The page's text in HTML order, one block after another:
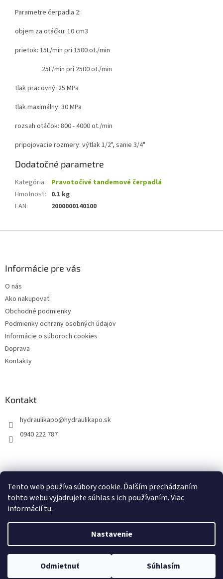
Tento web používa súbory cookie. Ďalším prechádzaním
tohto webu vyjadrujete súhlas s ich používaním. Viac
informáciítu.
Nastavenie
Odmietnuť Súhlasím
Parametre čerpadla 2:
objem za otáčku: 10 cm3
prietok: 15L/min pri 1500 ot./min
25L/min pri 2500 ot./min
tlak pracovný: 25 MPa
tlak maximálny: 30 MPa
rozsah otáčok: 800 - 4000 ot./min
pripojovacie rozmery: výtlak 1/2", sanie 3/4"
Dodatočné parametre
Kategória:
Pravotočivé tandemové čerpadlá
Hmotnosť: 0.1 kg
EAN: 2000000140100
Informácie pre vás
O nás
Ako nakupovať
Obchodné podmienky
Podmienky ochrany osobných údajov
Informácie o súboroch cookies
Doprava
Kontakty
Kontakt
hydraulikapo@hydraulikapo.sk
0940 222 787
Vytvoril Shoptet
Copyright 2026HYDRAULIKA PO . Všetky práva vyhradené.